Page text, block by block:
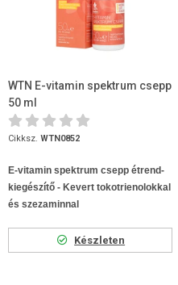
WTN E-vitamin spektrum csepp
50 ml
Cikksz. WTN0852
E-vitamin spektrum csepp étrend-
kiegészítő - Kevert tokotrienolokkal
és szezaminnal
Készleten